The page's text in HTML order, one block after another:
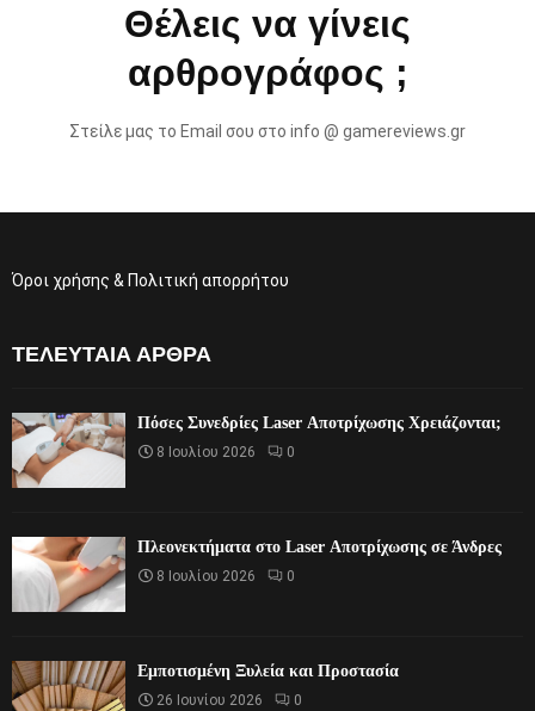
Θέλεις να γίνεις
αρθρογράφος ;
Στείλε μας το Email σου στο info @ gamereviews.gr
Όροι χρήσης & Πολιτική απορρήτου
ΤΕΛΕΥΤΑΊΑ ΆΡΘΡΑ
Πόσες Συνεδρίες Laser Αποτρίχωσης Χρειάζονται;
8 Ιουλίου 2026 0
Πλεονεκτήματα στο Laser Αποτρίχωσης σε Άνδρες
8 Ιουλίου 2026 0
Εμποτισμένη Ξυλεία και Προστασία
26 Ιουνίου 2026 0